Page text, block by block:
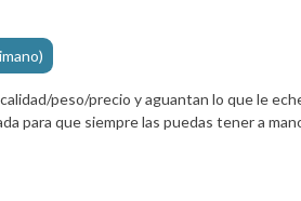
peso/precio y aguantan lo que le
para que siempre las puedas tener a